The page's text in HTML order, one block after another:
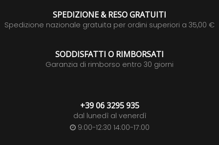
SPEDIZIONE & RESO GRATUITI
Spedizione nazionale gratuita per ordini superiori a 35,00 €
SODDISFATTI O RIMBORSATI
Garanzia di rimborso entro 30 giorni
+39 06 3295 935
dal lunedì al venerdì
9:00-12:30 14:00-17:00